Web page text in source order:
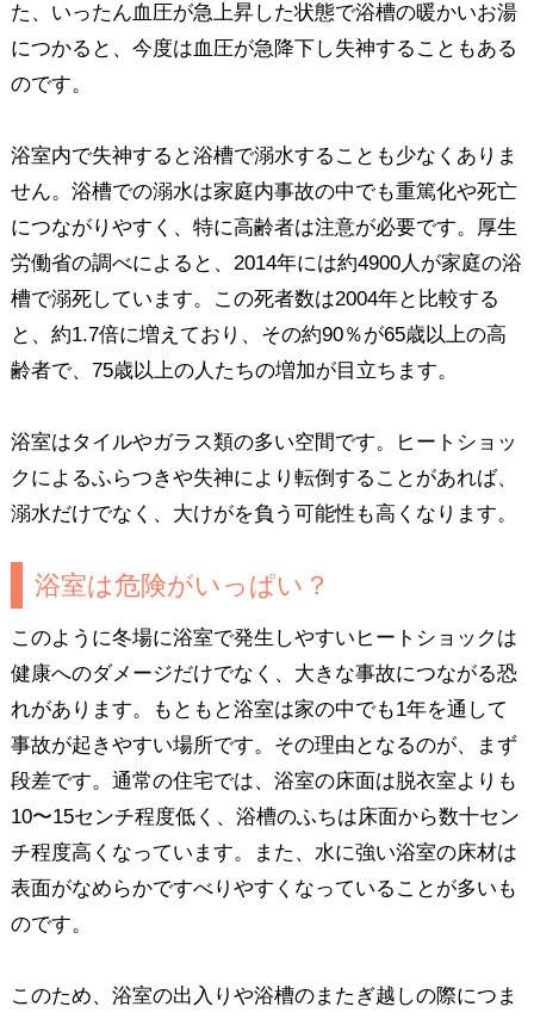
た、いったん血圧が急上昇した状態で浴槽の暖かいお湯
につかると、今度は血圧が急降下し失神することもある
のです。
浴室内で失神すると浴槽で溺水することも少なくありま
せん。浴槽での溺水は家庭内事故の中でも重篤化や死亡
につながりやすく、特に高齢者は注意が必要です。厚生
労働省の調べによると、2014年には約4900人が家庭の浴
槽で溺死しています。この死者数は2004年と比較する
と、約1.7倍に増えており、その約90％が65歳以上の高
齢者で、75歳以上の人たちの増加が目立ちます。
浴室はタイルやガラス類の多い空間です。ヒートショッ
クによるふらつきや失神により転倒することがあれば、
溺水だけでなく、大けがを負う可能性も高くなります。
浴室は危険がいっぱい？
このように冬場に浴室で発生しやすいヒートショックは
健康へのダメージだけでなく、大きな事故につながる恐
れがあります。もともと浴室は家の中でも1年を通して
事故が起きやすい場所です。その理由となるのが、まず
段差です。通常の住宅では、浴室の床面は脱衣室よりも
10〜15センチ程度低く、浴槽のふちは床面から数十セン
チ程度高くなっています。また、水に強い浴室の床材は
表面がなめらかですべりやすくなっていることが多いも
のです。
このため、浴室の出入りや浴槽のまたぎ越しの際につま